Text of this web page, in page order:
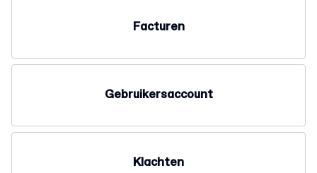
Facturen
Gebruikersaccount
Klachten